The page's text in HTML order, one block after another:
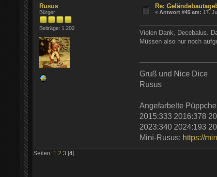
Rusus
Bürger
Beiträge: 1.202
Re:
«Antwort #45 am: 17.
Vielen Dank, Decebalus.
Müssen also nur noch
Gruß und Nice Dice
Rusus
Angefarbelte
2015:333 2016:378
2023:340 2024:193
Mini-Rusus: https://
Seiten: 1 2 3 [4]